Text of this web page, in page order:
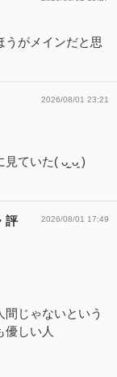
うがメインだと思
2026/08/01 23:21
ていた( ᴗ͈ˬᴗ͈ )
評
2026/08/01 17:49
じゃないという
優しい人